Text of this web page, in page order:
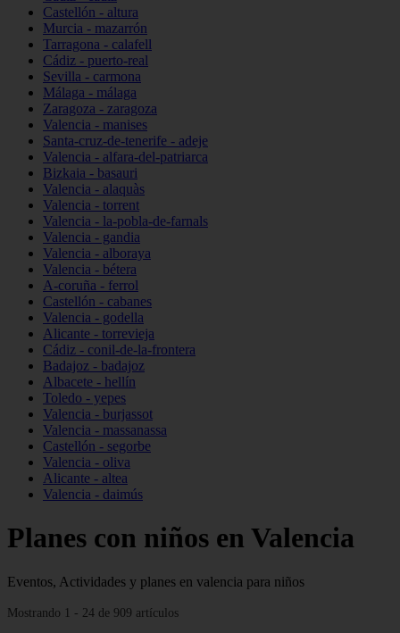
Castellón - altura
Murcia - mazarrón
Tarragona - calafell
Cádiz - puerto-real
Sevilla - carmona
Málaga - málaga
Zaragoza - zaragoza
Valencia - manises
Santa-cruz-de-tenerife - adeje
Valencia - alfara-del-patriarca
Bizkaia - basauri
Valencia - alaquàs
Valencia - torrent
Valencia - la-pobla-de-farnals
Valencia - gandia
Valencia - alboraya
Valencia - bétera
A-coruña - ferrol
Castellón - cabanes
Valencia - godella
Alicante - torrevieja
Cádiz - conil-de-la-frontera
Badajoz - badajoz
Albacete - hellín
Toledo - yepes
Valencia - burjassot
Valencia - massanassa
Castellón - segorbe
Valencia - oliva
Alicante - altea
Valencia - daimús
Planes con niños en Valencia
Eventos, Actividades y planes en valencia para niños
Mostrando 1 - 24 de 909 artículos